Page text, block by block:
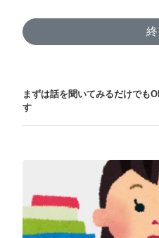
終
まずは話を聞いてみるだけでも
す